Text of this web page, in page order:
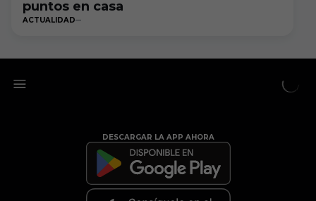
puntos en casa
ACTUALIDAD
DESCARGAR LA APP AHORA